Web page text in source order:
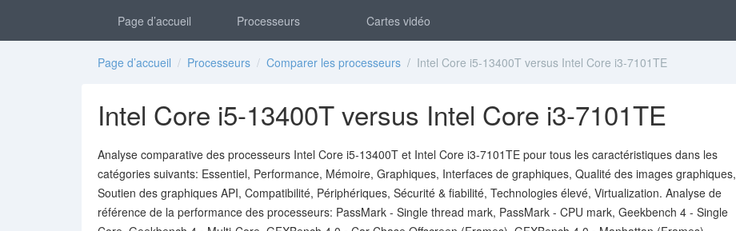
Page d’accueil Processeurs Cartes vidéo
Page d’accueil / Processeurs / Comparer les processeurs / Intel Core i5-13400T versus Intel Core i3-7101TE
Intel Core i5-13400T versus Intel Core i3-7101TE
Analyse comparative des processeurs Intel Core i5-13400T et Intel Core i3-7101TE pour tous les caractéristiques dans les
catégories suivants: Essentiel, Performance, Mémoire, Graphiques, Interfaces de graphiques, Qualité des images graphiques,
Soutien des graphiques API, Compatibilité, Périphériques, Sécurité & fiabilité, Technologies élevé, Virtualization. Analyse de
référence de la performance des processeurs: PassMark - Single thread mark, PassMark - CPU mark, Geekbench 4 - Single